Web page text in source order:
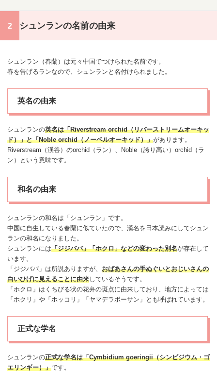
シュンランの名前の由来
シュンラン（春蘭）は元々中国でつけられた名前です。
春を告げるランなので、シュンランと名付けられました。
英名の由来
シュンランの英名は「Riverstream orchid（リバーストリームオーキッ
ド）」と「Noble orchid（ノーベルオーキッド）」があります。
Riverstream（渓谷）のorchid（ラン）、Noble（誇り高い）orchid（ラ
ン）という意味です。
和名の由来
シュンランの和名は「シュンラン」です。
中国に自生している春蘭に似ていたので、漢名を日本読みにしてシュン
ランの和名になりました。
シュンランには「ジジババ」「ホクロ」などの変わった別名が存在して
います。
「ジジババ」は所説ありますが、 おばあさんの手ぬぐいとおじいさんの
白いひげに見えることに由来しているそうです。
「ホクロ」はくちびる状の花弁の斑点に由来しており、地方によっては
「ホクリ」や「ホッコリ」「ヤマデラボーサン」とも呼ばれています。
正式な学名
シュンランの正式な学名は「Cymbidium goeringii（シンビジウム・ゴ
エリンギー）」です。